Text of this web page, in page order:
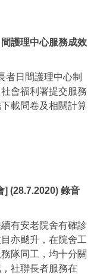
護理中心服務成效
者日間護理中心制
會福利署提交服務
載問卷及相關計算
] (28.7.2020) 錄音
有安老院舍有確診
亦颷升，在院舍工
隊同工，均十分關
社聯長者服務在